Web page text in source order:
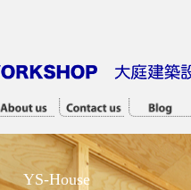
YS-House